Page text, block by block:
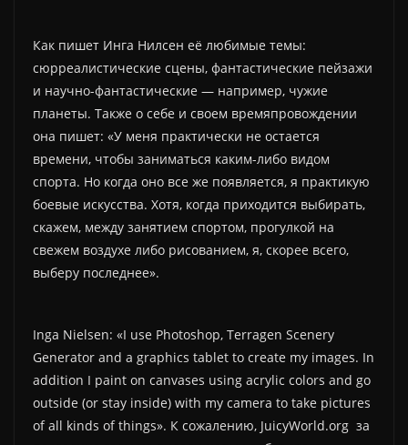
Как пишет Инга Нилсен её любимые темы:
сюрреалистические сцены, фантастические пейзажи
и научно-фантастические — например, чужие
планеты. Также о себе и своем времяпровождении
она пишет: «У меня практически не остается
времени, чтобы заниматься каким-либо видом
спорта. Но когда оно все же появляется, я практикую
боевые искусства. Хотя, когда приходится выбирать,
скажем, между занятием спортом, прогулкой на
свежем воздухе либо рисованием, я, скорее всего,
выберу последнее».
Inga Nielsen: «I use Photoshop, Terragen Scenery
Generator and a graphics tablet to create my images. In
addition I paint on canvases using acrylic colors and go
outside (or stay inside) with my camera to take pictures
of all kinds of things». К сожалению, JuicyWorld.org за